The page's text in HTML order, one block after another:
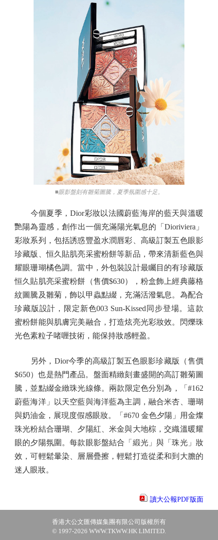
■眼影盤刻有雛菊圖騰，夏季氛圍感十足。
今個夏季，Dior彩妝以法國蔚藍海岸的藍天與溫暖
艷陽為靈感，創作出一個充滿陽光氣息的「Dioriviera」
彩妝系列，包括誘惑豐盈水潤唇彩、高級訂製五色眼影
珍藏版、恒久貼肌亮采蜜粉餅等新品，帶來清新藍色與
耀眼珊瑚橘色調。當中，外包裝設計最矚目的有珍藏版
恒久貼肌亮采蜜粉餅（售價$630），粉盒飾上經典藤格
紋圖騰及雛菊，飾以甲蟲點綴，充滿活潑氣息。為配合
珍藏版設計，限定新色003 Sun-Kissed同步登場。這款
蜜粉餅能與肌膚完美融合，打造炫亮光彩妝效。閃爍珠
光色素粒子啫喱技術，能保持妝感輕盈。
另外，Dior今季的高級訂製五色眼影珍藏版（售價
$650）也是熱門產品。盤面精緻刻畫盛開的高訂雛菊圖
騰，並點綴金緻珠光線條。兩款限定色分別為，「#162
蔚藍海洋」以天空藍與海洋藍為主調，融合米杏、珊瑚
與奶油金，展現度假感眼妝。「#670 金色夕陽」用金燦
珠光粉結合珊瑚、夕陽紅、米金與大地棕，交織溫暖耀
眼的夕陽氛圍。每款眼影盤結合「緞光」與「珠光」妝
效，可輕鬆暈染、層層疊擦，輕鬆打造從柔和到大膽的
迷人眼妝。
讀大公報PDF版面
香港大公文匯傳媒集團有限公司版權所有
© 1997-2026 WWW.TKWW.HK LIMITED.